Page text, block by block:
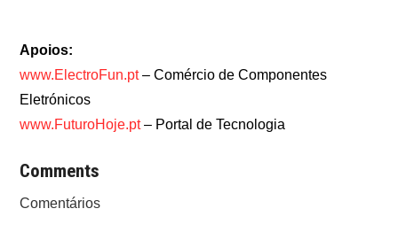
Apoios:
www.ElectroFun.pt– Comércio de Componentes
Eletrónicos
www.FuturoHoje.pt– Portal de Tecnologia
Comments
Comentários